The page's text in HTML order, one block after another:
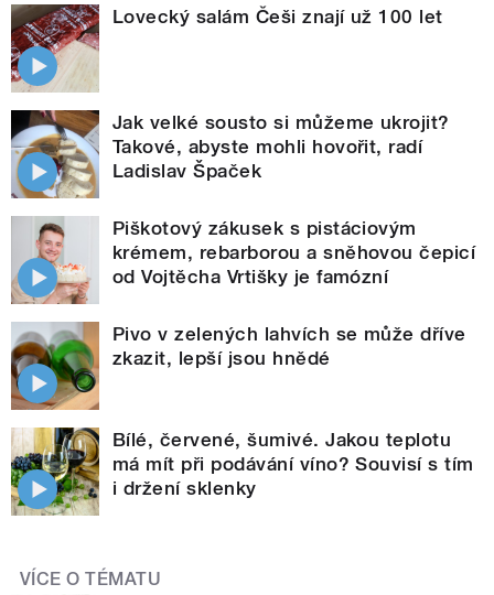
Lovecký salám Češi znají už 100 let
Jak velké sousto si můžeme ukrojit?
Takové, abyste mohli hovořit, radí
Ladislav Špaček
Piškotový zákusek s pistáciovým
krémem, rebarborou a sněhovou čepicí
od Vojtěcha Vrtišky je famózní
Pivo v zelených lahvích se může dříve
zkazit, lepší jsou hnědé
Bílé, červené, šumivé. Jakou teplotu
má mít při podávání víno? Souvisí s tím
i držení sklenky
VÍCE O TÉMATU